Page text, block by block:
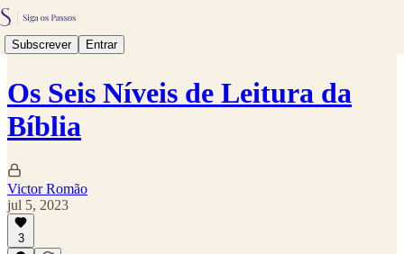
Subscrever Entrar
Os Seis Níveis de Leitura da
Bíblia
Victor Romão
jul 5, 2023
3